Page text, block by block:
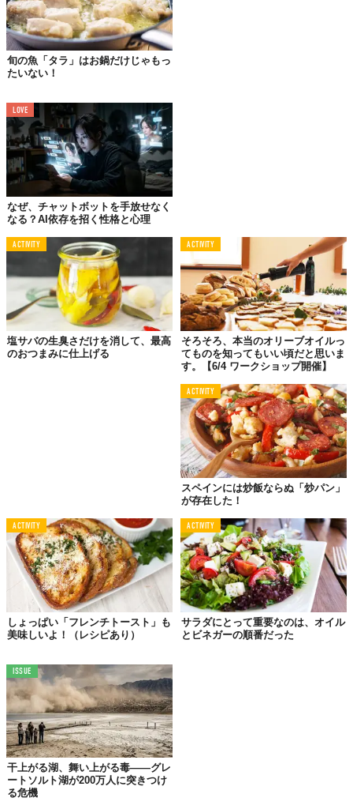
旬の魚「タラ」はお鍋だけじゃもっ
たいない！
LOVE
なぜ、チャットボットを手放せなく
なる？AI依存を招く性格と心理
ACTIVITY
塩サバの生臭さだけを消して、最高
のおつまみに仕上げる
ACTIVITY
そろそろ、本当のオリーブオイルっ
てものを知ってもいい頃だと思いま
す。【6/4 ワークショップ開催】
ACTIVITY
スペインには炒飯ならぬ「炒パン」
が存在した！
ACTIVITY
しょっぱい「フレンチトースト」も
美味しいよ！（レシピあり）
ACTIVITY
サラダにとって重要なのは、オイル
とビネガーの順番だった
ISSUE
干上がる湖、舞い上がる毒——グレ
ートソルト湖が200万人に突きつけ
る危機